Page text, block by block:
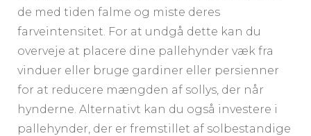
de med tiden falme og miste deres
farveintensitet. For at undgå dette kan du
overveje at placere dine pallehynder væk fra
vinduer eller bruge gardiner eller persienner
for at reducere mængden af sollys, der når
hynderne. Alternativt kan du også investere i
pallehynder, der er fremstillet af solbestandige